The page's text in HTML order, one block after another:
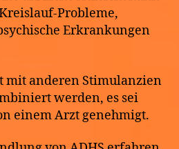
Probleme,
Erkrankungen
mit anderen Stimulanzien
werden, es sei
einem Arzt genehmigt.